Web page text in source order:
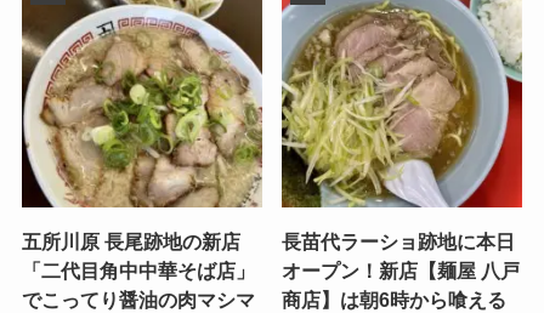
五所川原 長尾跡地の新店
「二代目角中中華そば店」
でこってり醤油の肉マシマ
長苗代ラーショ跡地に本日
オープン！新店【麺屋 八戸
商店】は朝6時から喰える